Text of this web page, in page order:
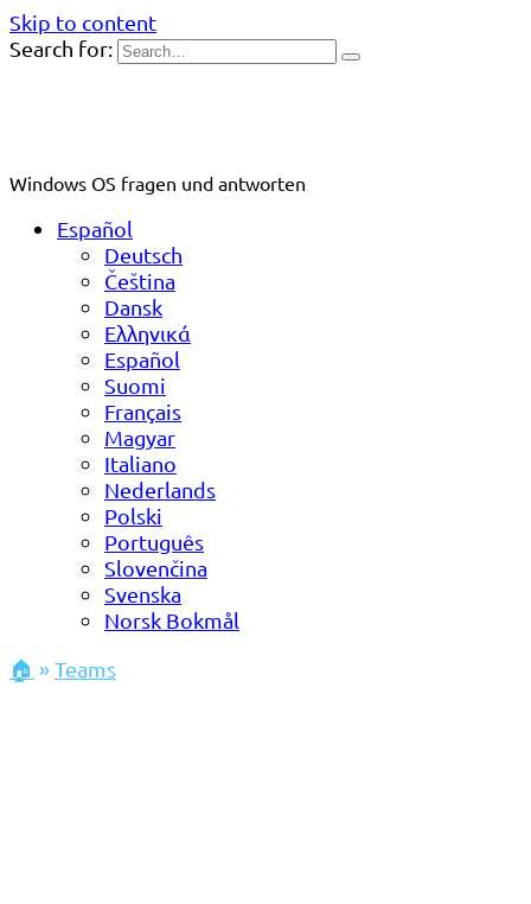
Skip to content
Search for:
Windows OS fragen und antworten
Español
Deutsch
Čeština
Dansk
Ελληνικά
Español
Suomi
Français
Magyar
Italiano
Nederlands
Polski
Português
Slovenčina
Svenska
Norsk Bokmål
🏠 »Teams